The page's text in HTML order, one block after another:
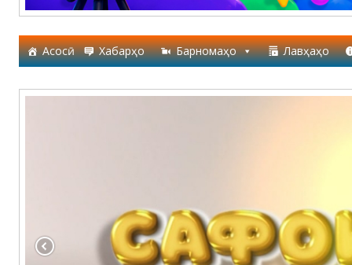
Асосӣ Хабарҳо Барномаҳо Лавҳаҳо